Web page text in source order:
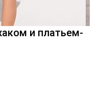
и платьем-